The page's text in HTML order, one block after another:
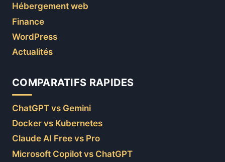
Hébergement web
Finance
WordPress
Actualités
COMPARATIFS RAPIDES
ChatGPT vs Gemini
Docker vs Kubernetes
Claude AI Free vs Pro
Microsoft Copilot vs ChatGPT